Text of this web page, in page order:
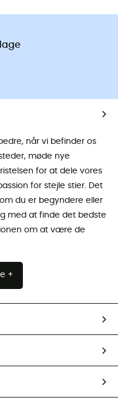
når vi befinder os
møde nye
for at dele vores
for stejle stier. Det
du er begyndere eller
med at finde det bedste
om at være de
+